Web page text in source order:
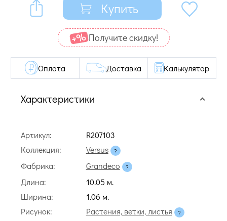
Купить
Получите cкидку!
Характеристики
Артикул:
R207103
Коллекция:
Versus
Фабрика:
Grandeco
Длина:
10.05 м.
Ширина:
1.06 м.
Рисунок:
Растения, ветки, листья
Оплата Доставка Калькулятор